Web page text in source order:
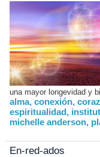
una mayor longevidad y
alma, conexión,
espiritualidad,
michelle anderson,
En-red-ados